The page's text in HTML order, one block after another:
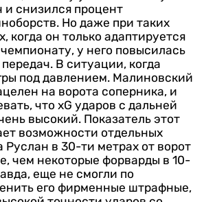
и снизился процент
Но даже при таких
когда он только адаптируется
у него повысилась
В ситуации, когда
под давлением. Малиновский
на ворота соперника, и
что xG ударов с дальней
высокий. Показатель этот
возможности отдельных
Руслан в 30-ти метрах от ворот
чем некоторые форварды в 10-
еще не смогли по
его фирменные штрафные,